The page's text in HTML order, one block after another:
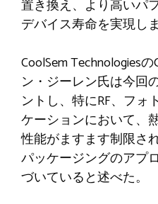
置き換え、より高いパ
デバイス寿命を実現しま
CoolSem Technologies
ン・ジーレン氏は今回
ントし、特にRF、フォ
ケーションにおいて、
性能がますます制限さ
パッケージングのアプ
づいていると述べた。